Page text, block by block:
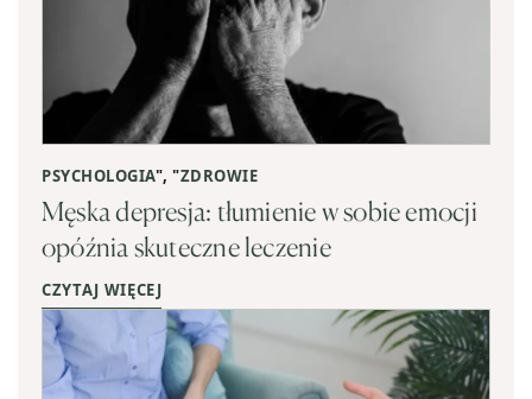
PSYCHOLOGIA", "ZDROWIE
Męska depresja: tłumienie w sobie emocji
opóźnia skuteczne leczenie
CZYTAJ WIĘCEJ